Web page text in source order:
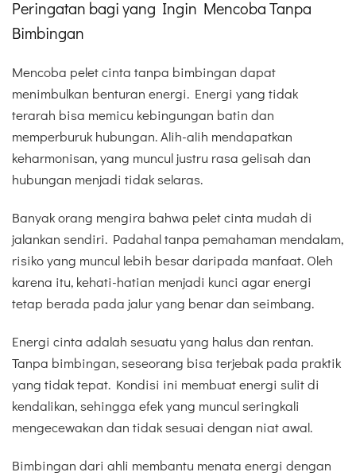
Peringatan bagi yang Ingin Mencoba Tanpa
Bimbingan
Mencoba pelet cinta tanpa bimbingan dapat
menimbulkan benturan energi. Energi yang tidak
terarah bisa memicu kebingungan batin dan
memperburuk hubungan. Alih-alih mendapatkan
keharmonisan, yang muncul justru rasa gelisah dan
hubungan menjadi tidak selaras.
Banyak orang mengira bahwa pelet cinta mudah di
jalankan sendiri. Padahal tanpa pemahaman mendalam,
risiko yang muncul lebih besar daripada manfaat. Oleh
karena itu, kehati-hatian menjadi kunci agar energi
tetap berada pada jalur yang benar dan seimbang.
Energi cinta adalah sesuatu yang halus dan rentan.
Tanpa bimbingan, seseorang bisa terjebak pada praktik
yang tidak tepat. Kondisi ini membuat energi sulit di
kendalikan, sehingga efek yang muncul seringkali
mengecewakan dan tidak sesuai dengan niat awal.
Bimbingan dari ahli membantu menata energi dengan